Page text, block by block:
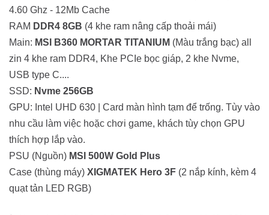
4.60 Ghz - 12Mb Cache
RAM DDR4 8GB (4 khe ram nâng cấp thoải mái)
Main: MSI B360 MORTAR TITANIUM (Màu trắng bạc) all
zin 4 khe ram DDR4, Khe PCIe bọc giáp, 2 khe Nvme,
USB type C....
SSD: Nvme 256GB
GPU: Intel UHD 630 | Card màn hình tạm để trống. Tùy vào
nhu cầu làm việc hoặc chơi game, khách tùy chọn GPU
thích hợp lắp vào.
PSU (Nguồn) MSI 500W Gold Plus
Case (thùng máy) XIGMATEK Hero 3F (2 nắp kính, kèm 4
quạt tản LED RGB)